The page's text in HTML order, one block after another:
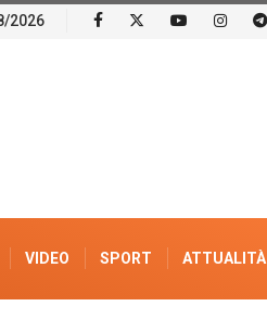
2026
VIDEO SPORT ATTUALITÀ